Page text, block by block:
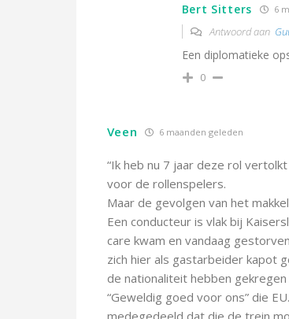
Bert Sitters 6
Antwoord aan
Een diplomatieke
0
Veen 6 maanden geleden
“Ik heb nu 7 jaar deze rol
voor de rollenspelers.
Maar de gevolgen van het
Een conducteur is vlak bij
care kwam en vandaag
zich hier als gastarbeider kapot
de nationaliteit hebben
“Geweldig goed voor ons” die
medegedeeld dat die de trein